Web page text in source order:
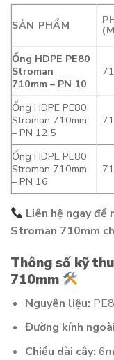
SẢN PHẨM
Ống HDPE PE80
Stroman
710mm – PN 10
Ống HDPE PE80
Stroman 710mm
– PN 12.5
Ống HDPE PE80
Stroman 710mm
– PN 16
Liên hệ ngay để
Stroman 710mm
Thông số kỹ
710mm
Nguyên liệu:
Đường kính
Chiều dài cây: